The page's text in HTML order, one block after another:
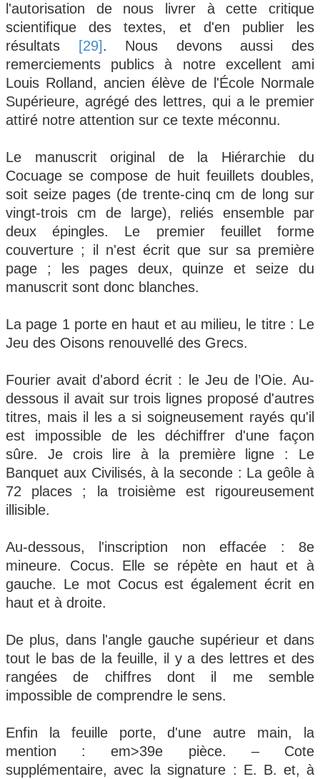
l'autorisation de nous livrer à cette critique
scientifique des textes, et d'en publier les
résultats
[29]. Nous devons aussi des
remerciements publics à notre excellent ami
Louis Rolland, ancien élève de l'École Normale
Supérieure, agrégé des lettres, qui a le premier
attiré notre attention sur ce texte méconnu.
Le manuscrit original de la Hiérarchie du
Cocuage se compose de huit feuillets doubles,
soit seize pages (de trente-cinq cm de long sur
vingt-trois cm de large), reliés ensemble par
deux épingles. Le premier feuillet forme
couverture ; il n'est écrit que sur sa première
page ; les pages deux, quinze et seize du
manuscrit sont donc blanches.
La page 1 porte en haut et au milieu, le titre : Le
Jeu des Oisons renouvellé des Grecs.
Fourier avait d'abord écrit : le Jeu de l’Oie. Au-
dessous il avait sur trois lignes proposé d'autres
titres, mais il les a si soigneusement rayés qu'il
est impossible de les déchiffrer d'une façon
sûre. Je crois lire à la première ligne : Le
Banquet aux Civilisés, à la seconde : La geôle à
72 places ; la troisième est rigoureusement
illisible.
Au-dessous, l'inscription non effacée : 8e
mineure. Cocus. Elle se répète en haut et à
gauche. Le mot Cocus est également écrit en
haut et à droite.
De plus, dans l'angle gauche supérieur et dans
tout le bas de la feuille, il y a des lettres et des
rangées de chiffres dont il me semble
impossible de comprendre le sens.
Enfin la feuille porte, d'une autre main, la
mention : em>39e pièce. – Cote
supplémentaire, avec la signature : E. B. et, à